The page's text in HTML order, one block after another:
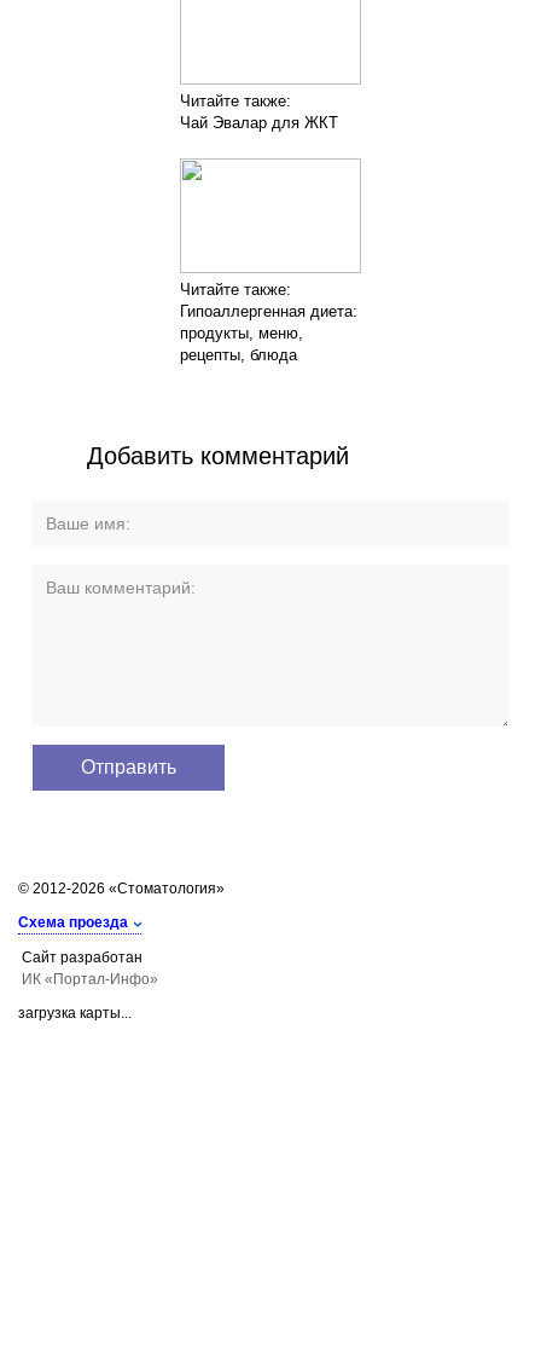
Читайте также:
Чай Эвалар для ЖКТ
Читайте также:
Гипоаллергенная диета:
продукты, меню,
рецепты, блюда
Добавить комментарий
© 2012-2026 «Стоматология»
Схема проезда
Сайт разработан
ИК «Портал-Инфо»
загрузка карты...